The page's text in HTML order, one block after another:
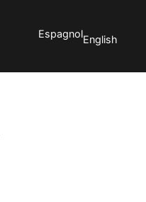
EspagnolEnglish